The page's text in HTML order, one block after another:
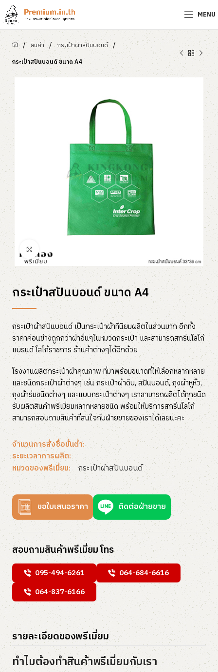
MENU
/ สินค้า / กระเป๋าผ้าสปันบอนด์ /
กระเป๋าสปันบอนด์ ขนาด A4
กระเป๋าสปันบอนด์ ขนาด A4
กระเป๋าผ้าสปันบอนด์ เป็นกระเป๋าผ้าที่นิยมผลิตในส่วนมาก อีกทั้ง
ราคาค่อนข้างถูกกว่าผ้าอื่นๆในหมวดกระเป๋า และสามารถสกรีนโลโก้
แบรนด์ โลโก้ราชการ ร้านค้าต่างๆได้อีกด้วย
โรงงานผลิตกระเป๋าผ้าคุณภาพ ที่มาพร้อมขนาดที่ให้เลือกหลากหลาย
และชนิดกระเป๋าผ้าต่างๆ เช่น กระเป๋าผ้าดิบ, สปันบอนด์, ถุงผ้าหูหิ้ว,
ถุงผ้าร่มชนิดต่างๆ และแบบกระเป๋าต่างๆ เราสามารถผลิตได้ทุกชนิด
รับผลิตสินค้าพรีเมี่ยมหลากหลายชนิด พร้อมให้บริการสกรีนโลโก้
สามารถสอบถามสินค้าที่สนใจกับฝ่ายขายของเราได้เลยนะคะ
จำนวนการสั่งซื้อขั้นต่ำ:
ระยะเวลาการผลิต:
หมวดของพรีเมี่ยม:
กระเป๋าผ้าสปันบอนด์
ขอใบเสนอราคา ติดต่อฝ่ายขาย
สอบถามสินค้าพรีเมี่ยม โทร
095-494-6261
064-684-6616
064-837-6166
รายละเอียดของพรีเมี่ยม
ทำไมต้องทำสินค้าพรีเมี่ยมกับเรา